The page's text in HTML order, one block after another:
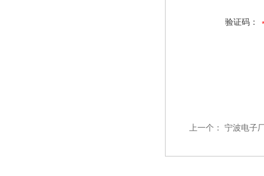
验证码：
上一个： 宁波电子